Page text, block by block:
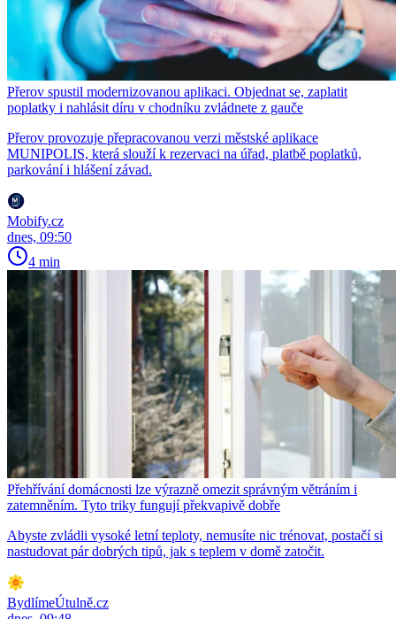
Přerov spustil modernizovanou aplikaci. Objednat se, zaplatit
poplatky i nahlásit díru v chodníku zvládnete z gauče
Přerov provozuje přepracovanou verzi městské aplikace
MUNIPOLIS, která slouží k rezervaci na úřad, platbě poplatků,
parkování i hlášení závad.
Mobify.cz
dnes, 09:50
4 min
Přehřívání domácnosti lze výrazně omezit správným větráním i
zatemněním. Tyto triky fungují překvapivě dobře
Abyste zvládli vysoké letní teploty, nemusíte nic trénovat, postačí si
nastudovat pár dobrých tipů, jak s teplem v domě zatočit.
BydlímeÚtulně.cz